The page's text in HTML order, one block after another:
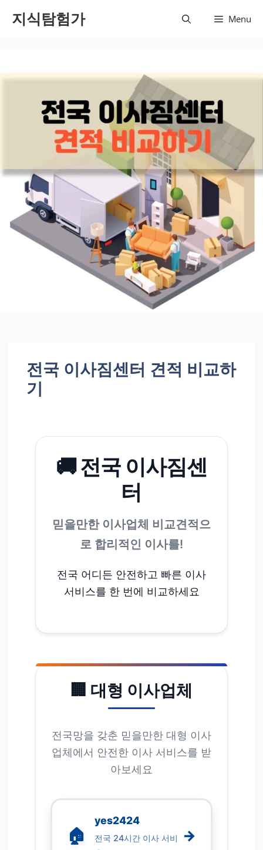
로 건지식탐험가 Menu
전국 이사짐센터 견적 비교하
기
🚚 전국 이사짐센
터
믿을만한 이사업체 비교견적으
로 합리적인 이사를!
전국 어디든 안전하고 빠른 이사
서비스를 한 번에 비교하세요
🏢 대형 이사업체
전국망을 갖춘 믿을만한 대형 이사
업체에서 안전한 이사 서비스를 받
아보세요
🏠
yes2424
전국 24시간 이사 서비
→